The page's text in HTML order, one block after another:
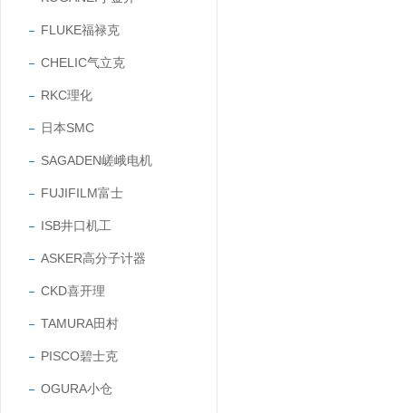
FLUKE福禄克
CHELIC气立克
RKC理化
日本SMC
SAGADEN嵯峨电机
FUJIFILM富士
ISB井口机工
ASKER高分子计器
CKD喜开理
TAMURA田村
PISCO碧士克
OGURA小仓